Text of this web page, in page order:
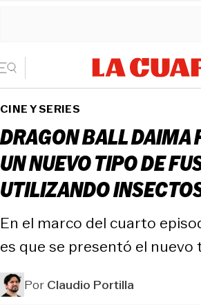
CINE Y SERIES
DRAGON BALL DAIMA
UN NUEVO TIPO DE
UTILIZANDO
En el marco del cuarto
es que se presentó el nuevo
PorClaudio Portilla